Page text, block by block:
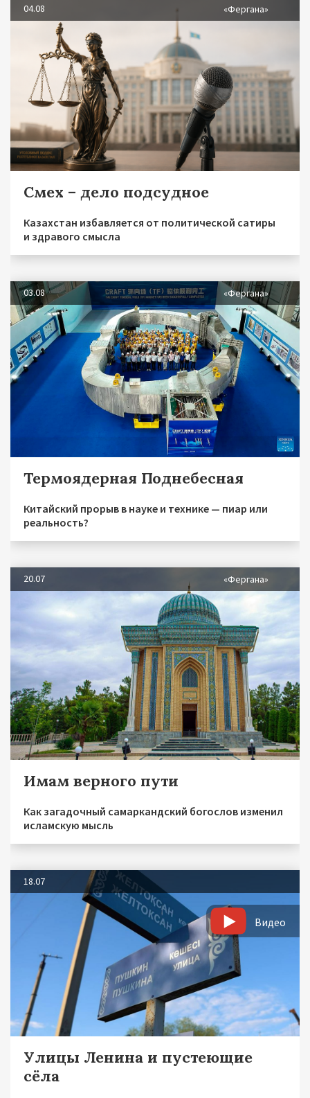
04.08 «Фергана»
Смех – дело подсудное
Казахстан избавляется от политической сатиры
и здравого смысла
03.08 «Фергана»
Термоядерная Поднебесная
Китайский прорыв в науке и технике — пиар или
реальность?
20.07 «Фергана»
Имам верного пути
Как загадочный самаркандский богослов изменил
исламскую мысль
18.07
Видео
Улицы Ленина и пустеющие
сёла